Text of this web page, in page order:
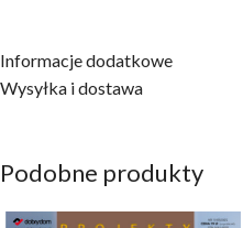
Informacje dodatkowe
Wysyłka i dostawa
Podobne produkty